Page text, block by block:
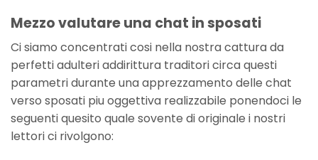
Mezzo valutare una chat in sposati
Ci siamo concentrati cosi nella nostra cattura da
perfetti adulteri addirittura traditori circa questi
parametri durante una apprezzamento delle chat
verso sposati piu oggettiva realizzabile ponendoci le
seguenti quesito quale sovente di originale i nostri
lettori ci rivolgono: